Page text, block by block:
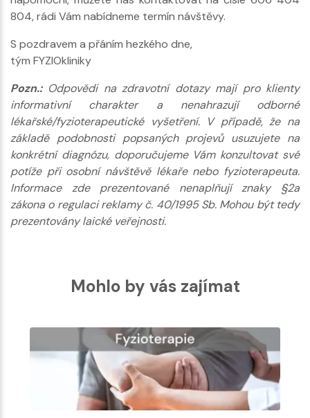
804, rádi Vám nabídneme termín návštěvy.
S pozdravem a přáním hezkého dne,
tým FYZIOkliniky
Pozn.:Odpovědi na zdravotní dotazy mají pro klienty
informativní charakter a nenahrazují odborné
lékařské/fyzioterapeutické vyšetření. V případě, že na
základě podobnosti popsaných projevů usuzujete na
konkrétní diagnózu, doporučujeme Vám konzultovat své
potíže při osobní návštěvě lékaře nebo fyzioterapeuta.
Informace zde prezentované nenaplňují znaky §2a
zákona o regulaci reklamy č. 40/1995 Sb. Mohou být tedy
prezentovány laické veřejnosti.
Mohlo by vás zajímat